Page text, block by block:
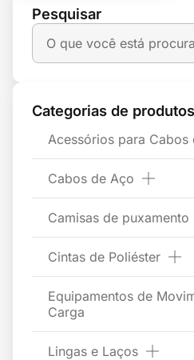
Pesquisar
Categorias de produtos
Acessórios para Cabos
Cabos de Aço
Camisas de puxamento
Cintas de Poliéster
Equipamentos de
Carga
Lingas e Laços